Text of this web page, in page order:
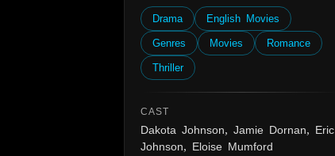
Drama
English Movies
Genres
Movies
Romance
Thriller
CAST
Dakota Johnson, Jamie Dornan, Eric
Johnson, Eloise Mumford